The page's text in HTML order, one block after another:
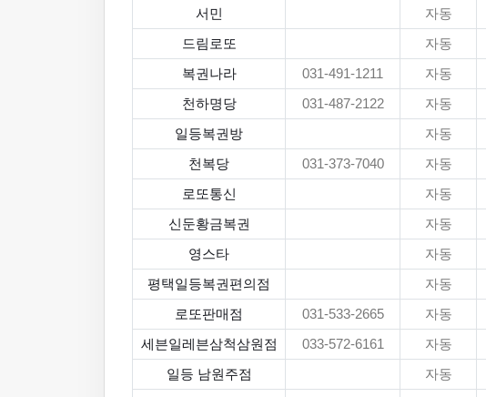
서민 자동
드림로또 자동
복권나라 031-491-1211 자동
천하명당 031-487-2122 자동
일등복권방 자동
천복당 031-373-7040 자동
로또통신 자동
신둔황금복권 자동
영스타 자동
평택일등복권편의점 자동
로또판매점 031-533-2665 자동
세븐일레븐삼척삼원점 033-572-6161 자동
일등 남원주점 자동